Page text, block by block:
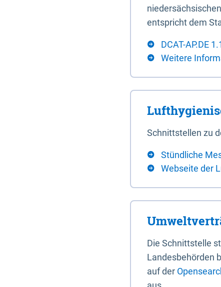
entspricht dem
DCAT-AP.DE
Weitere
Schnittstellen zu
Stündliche
Webseite der
Die Schnittstelle
Landesbehörden
auf der